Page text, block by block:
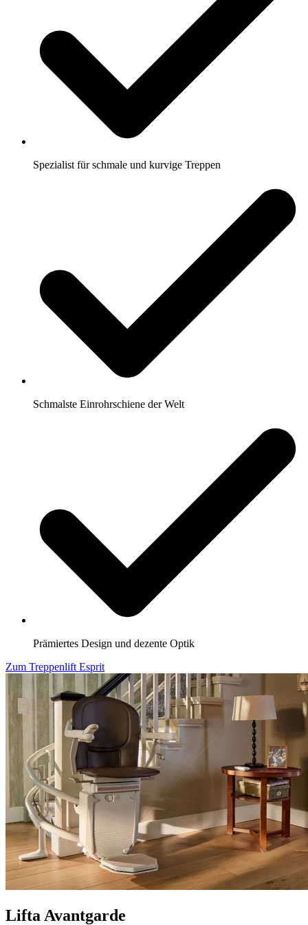
Spezialist für schmale und kurvige Treppen
Schmalste Einrohrschiene der Welt
Prämiertes Design und dezente Optik
Zum Treppenlift Esprit
Lifta Avantgarde